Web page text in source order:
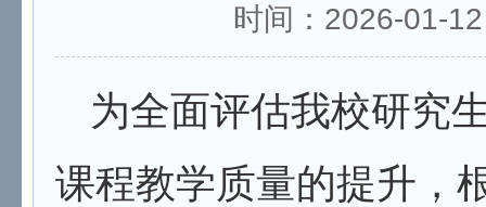
时间：2026-01-
为全面评估我校研究
课程教学质量的提升，